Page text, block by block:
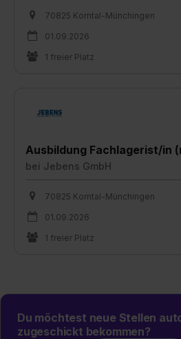
70825 Korntal-Münchingen
01.09.2026
1 freier Platz
Ausbildung Fachlagerist/in
bei Jebens GmbH
70825 Korntal-Münchingen
01.09.2026
1 freier Platz
Du möchtest neue Stellen
zugeschickt bekommen?